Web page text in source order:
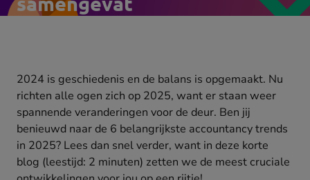
2024 is geschiedenis en de balans is opgemaakt. Nu
richten alle ogen zich op 2025, want er staan weer
spannende veranderingen voor de deur. Ben jij
benieuwd naar de 6 belangrijkste accountancy trends
in 2025? Lees dan snel verder, want in deze korte
blog (leestijd: 2 minuten) zetten we de meest cruciale